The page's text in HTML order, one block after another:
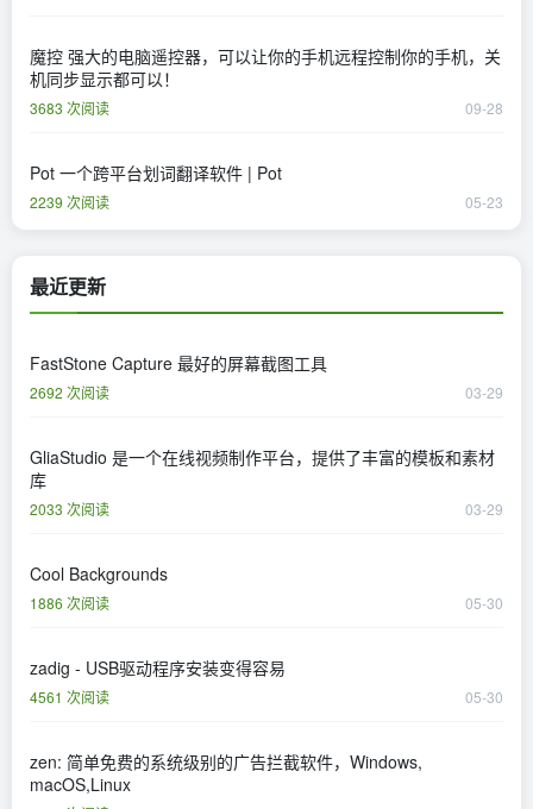
魔控 强大的电脑遥控器，可以让你的手机远程控制你的手机，关
机同步显示都可以！
3683 次阅读 09-28
Pot 一个跨平台划词翻译软件 | Pot
2239 次阅读 05-23
最近更新
FastStone Capture 最好的屏幕截图工具
2692 次阅读 03-29
GliaStudio 是一个在线视频制作平台，提供了丰富的模板和素材
库
2033 次阅读 03-29
Cool Backgrounds
1886 次阅读 05-30
zadig - USB驱动程序安装变得容易
4561 次阅读 05-30
zen: 简单免费的系统级别的广告拦截软件，Windows,
macOS,Linux